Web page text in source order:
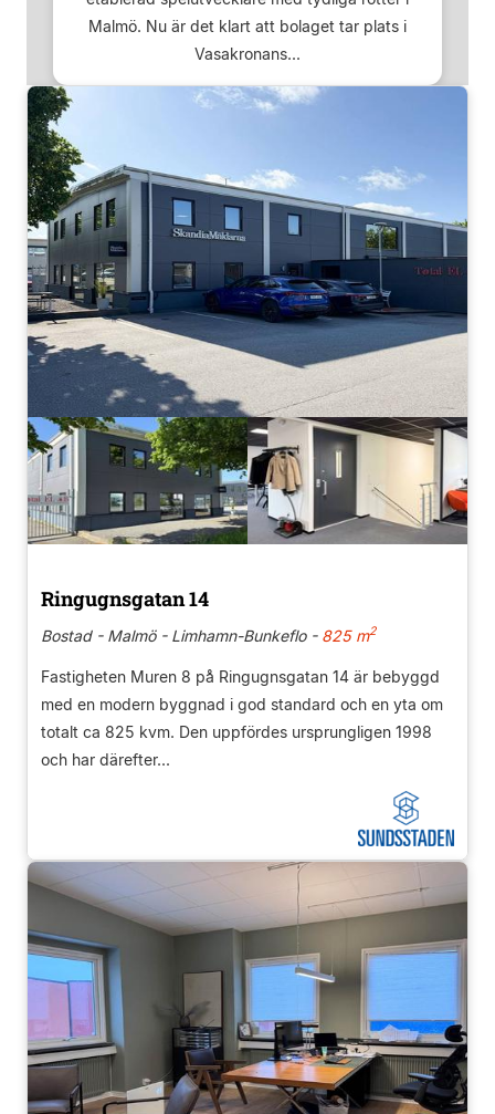
Malmö. Nu är det klart att bolaget tar plats i
Vasakronans...
Ringugnsgatan 14
Bostad - Malmö - Limhamn-Bunkeflo -825 m2
Fastigheten Muren 8 på Ringugnsgatan 14 är bebyggd
med en modern byggnad i god standard och en yta om
totalt ca 825 kvm. Den uppfördes ursprungligen 1998
och har därefter...